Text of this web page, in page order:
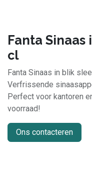
Fanta Sinaas
cl
Fanta Sinaas in blik
Verfrissende
Perfect voor kantoren
voorraad!
Ons contacteren